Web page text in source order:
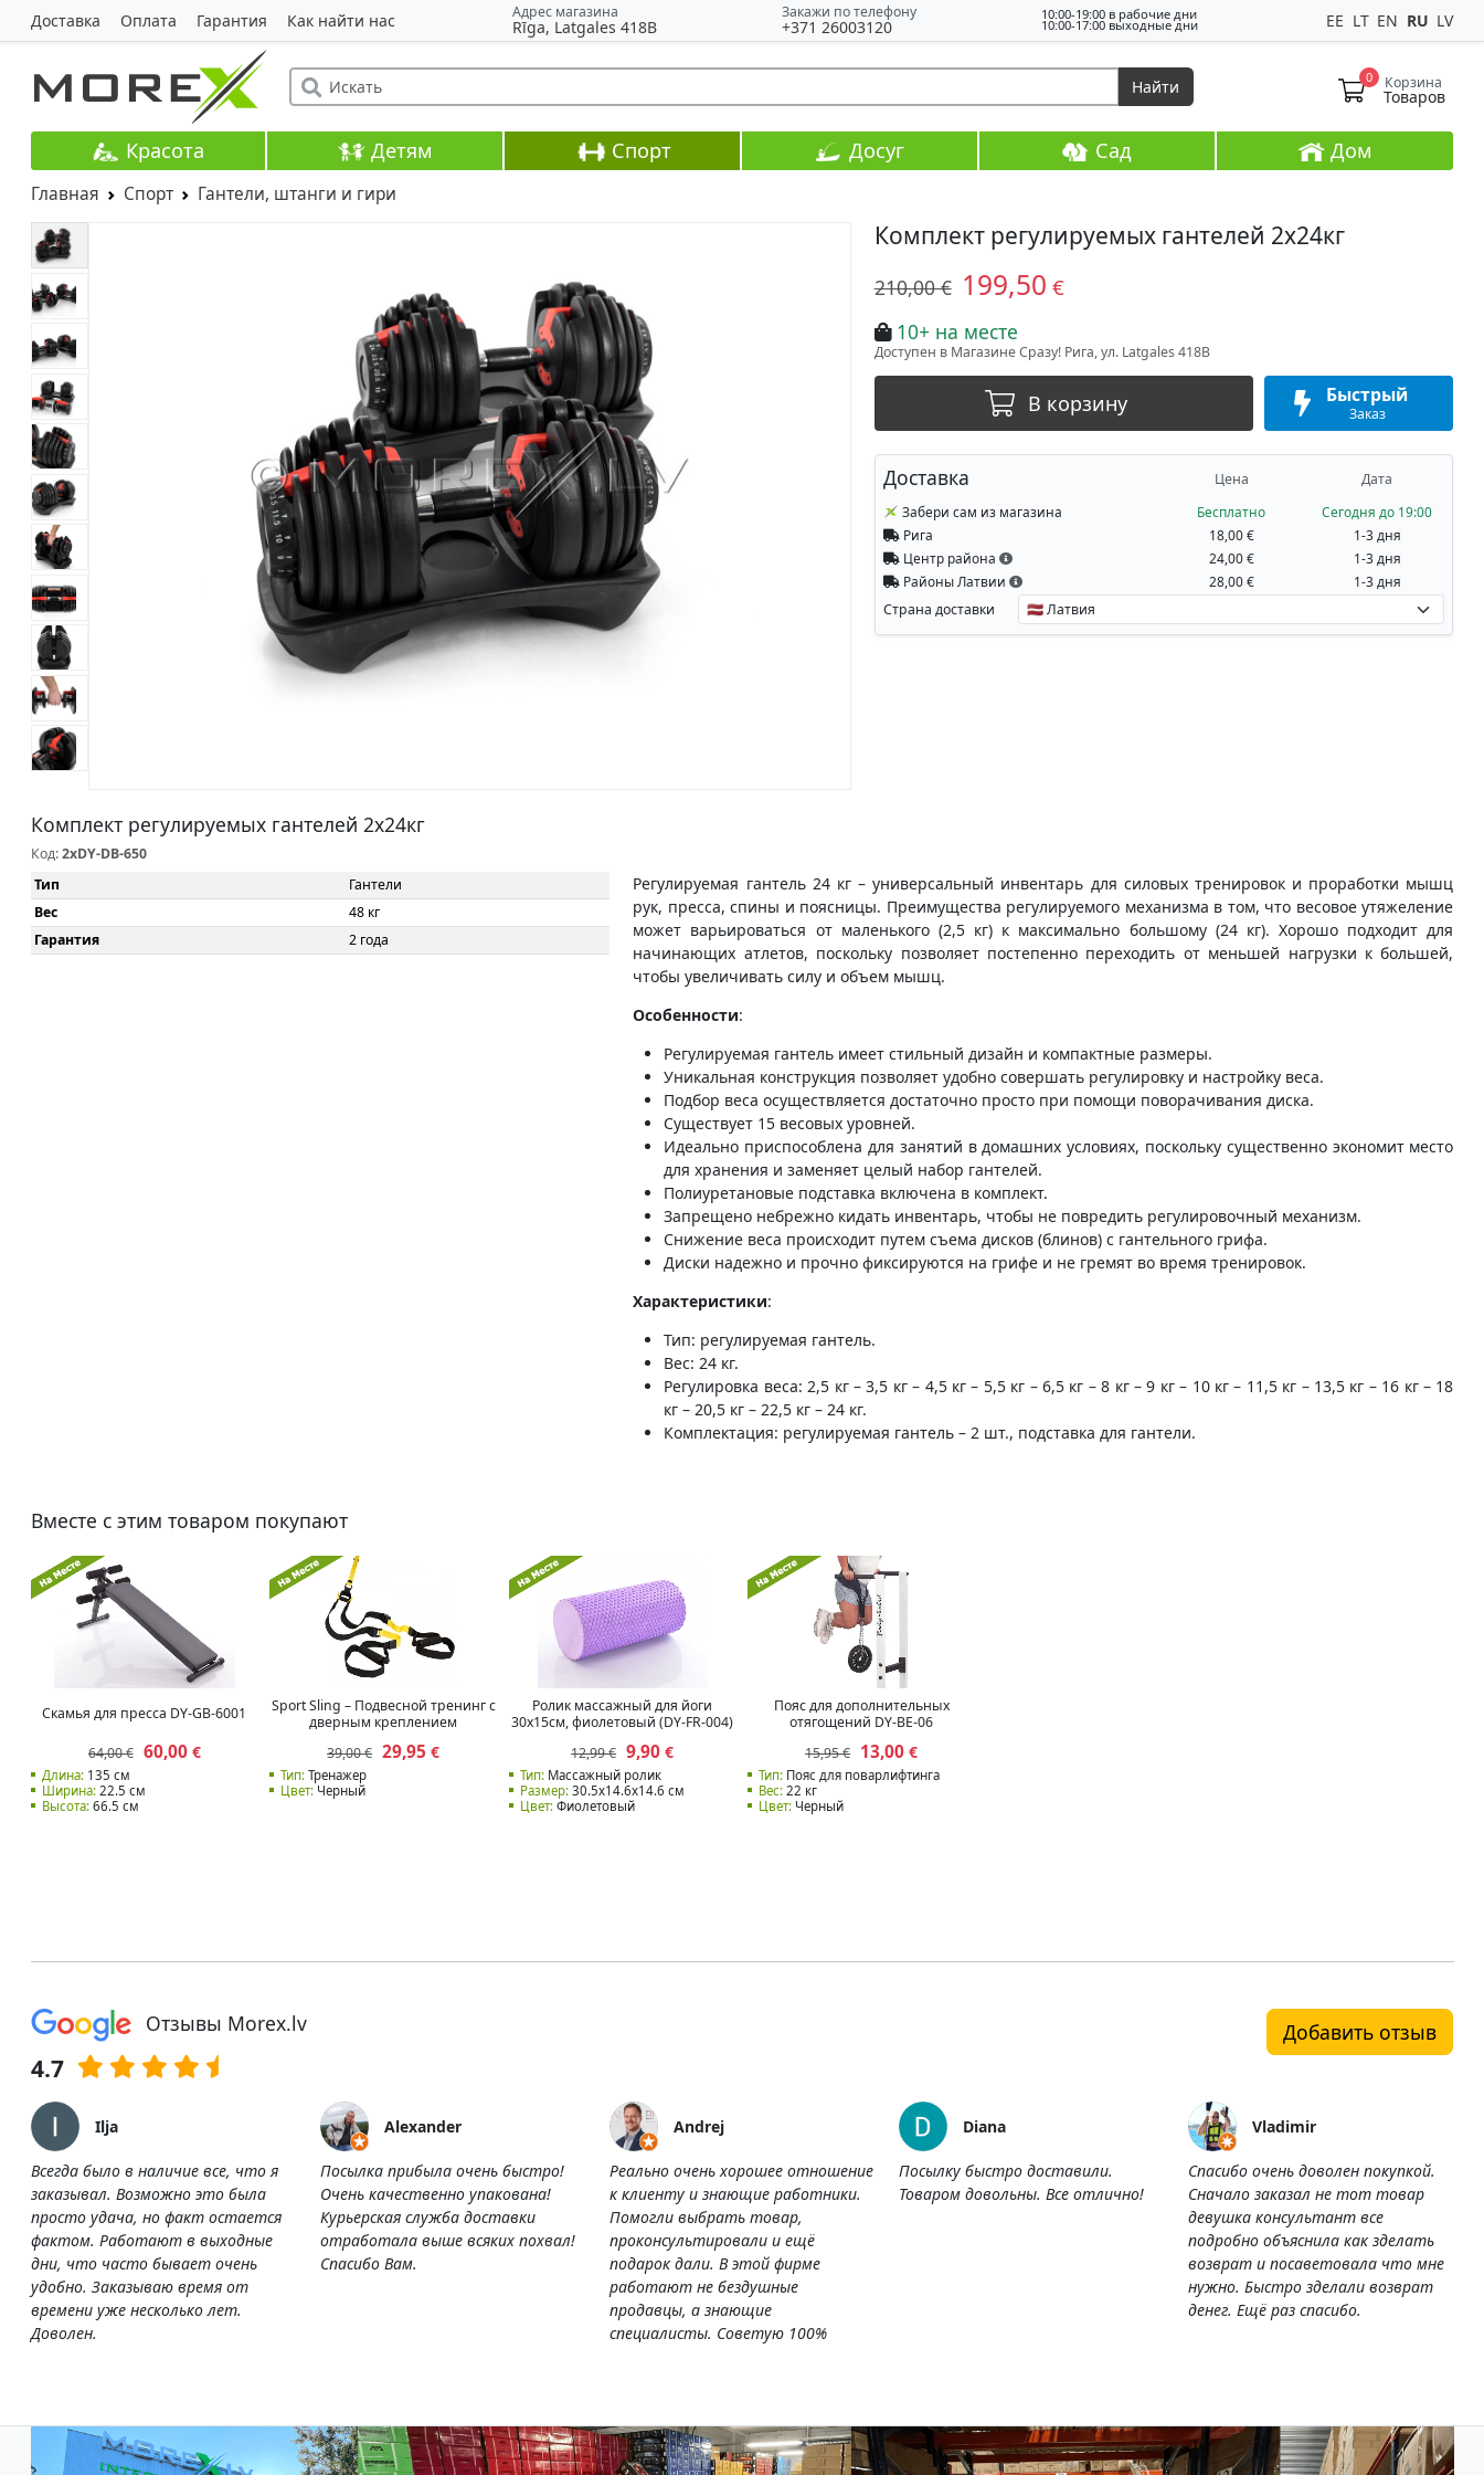
Доставка Оплата Гарантия Как найти нас Адрес магазина
Rīga, Latgales 418B
Закажи по телефону
+371 26003120
10:00-19:00 в рабочие дни
10:00-17:00 выходные дни EE LT EN RU LV
0 Корзина
Товаров
Найти
Красота Детям Спорт Досуг Сад Дом
Главная Спорт Гантели, штанги и гири
Комплект регулируемых гантелей 2х24кг
210,00 € 199,50 €
10+ на месте
Доступен в Магазине Сразу! Рига, ул. Latgales 418B
В корзину Быстрый
Заказ
Доставка Цена Дата
Забери сам из магазина Бесплатно
Сегодня до 19:00
Рига
18,00 €
1-3 дня
Центр района
24,00 €
1-3 дня
Районы Латвии
28,00 € 1-3 дня
Страна доставки
Комплект регулируемых гантелей 2х24кг
Код:2xDY-DB-650
Тип
Гантели
Вес
48 кг
Гарантия
2 года
Регулируемая гантель 24 кг – универсальный инвентарь для силовых тренировок и проработки мышц
рук, пресса, спины и поясницы. Преимущества регулируемого механизма в том, что весовое утяжеление
может варьироваться от маленького (2,5 кг) к максимально большому (24 кг). Хорошо подходит для
начинающих атлетов, поскольку позволяет постепенно переходить от меньшей нагрузки к большей,
чтобы увеличивать силу и объем мышц.
Особенности:
Регулируемая гантель имеет стильный дизайн и компактные размеры.
Уникальная конструкция позволяет удобно совершать регулировку и настройку веса.
Подбор веса осуществляется достаточно просто при помощи поворачивания диска.
Существует 15 весовых уровней.
Идеально приспособлена для занятий в домашних условиях, поскольку существенно экономит место
для хранения и заменяет целый набор гантелей.
Полиуретановые подставка включена в комплект.
Запрещено небрежно кидать инвентарь, чтобы не повредить регулировочный механизм.
Снижение веса происходит путем съема дисков (блинов) с гантельного грифа.
Диски надежно и прочно фиксируются на грифе и не гремят во время тренировок.
Характеристики:
Тип: регулируемая гантель.
Вес: 24 кг.
Регулировка веса: 2,5 кг – 3,5 кг – 4,5 кг – 5,5 кг – 6,5 кг – 8 кг – 9 кг – 10 кг – 11,5 кг – 13,5 кг – 16 кг – 18
кг – 20,5 кг – 22,5 кг – 24 кг.
Комплектация: регулируемая гантель – 2 шт., подставка для гантели.
Вместе с этим товаром покупают
Скамья для пресса DY-GB-6001
64,00 € 60,00€
Длина:135 см
Ширина:22.5 см
Высота:66.5 см
Sport Sling – Подвесной тренинг с
дверным креплением
39,00 € 29,95 €
Тип: Тренажер
Цвет: Черный
Ролик массажный для йоги
30x15см, фиолетовый (DY-FR-004)
12,99 € 9,90 €
Тип:Массажный ролик
Размер:30.5x14.6x14.6 см
Цвет:Фиолетовый
Пояс для дополнительных
отягощений DY-BE-06
15,95 € 13,00 €
Тип: Пояс для поварлифтинга
Вес: 22 кг
Цвет: Черный
Отзывы Morex.lv
4.7
Добавить отзыв
Ilja
Всегда было в наличие все, что я
заказывал. Возможно это была
просто удача, но факт остается
фактом. Работают в выходные
дни, что часто бывает очень
удобно. Заказываю время от
времени уже несколько лет.
Доволен.
Alexander
Посылка прибыла очень быстро!
Очень качественно упакована!
Курьерская служба доставки
отработала выше всяких похвал!
Спасибо Вам.
Andrej
Реально очень хорошее отношение
к клиенту и знающие работники.
Помогли выбрать товар,
проконсультировали и ещё
подарок дали. В этой фирме
работают не бездушные
продавцы, а знающие
специалисты. Советую 100%
Diana
Посылку быстро доставили.
Товаром довольны. Все отлично!
Vladimir
Спасибо очень доволен покупкой.
Сначало заказал не тот товар
девушка консультант все
подробно объяснила как зделать
возврат и посаветовала что мне
нужно. Быстро зделали возврат
денег. Ещё раз спасибо.